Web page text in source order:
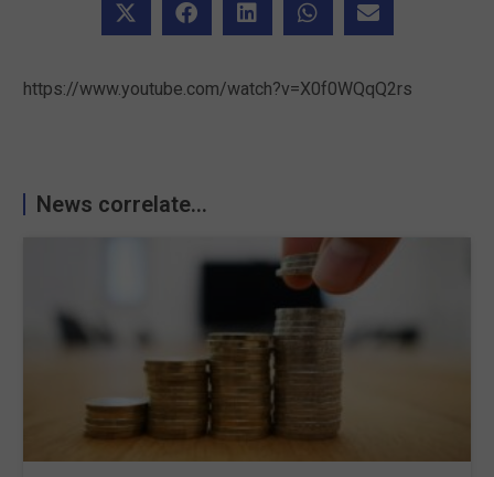
https://www.youtube.com/watch?v=X0f0WQqQ2rs
News correlate...